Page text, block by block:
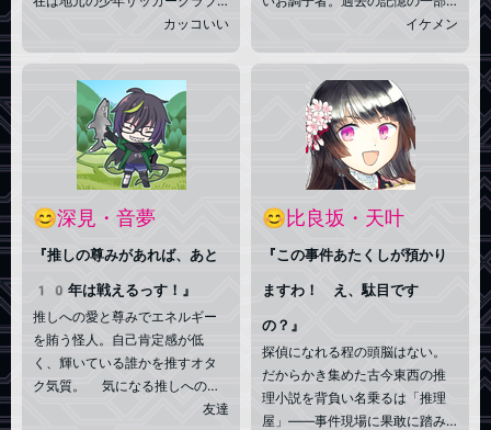
で監督兼コーチをしている。 ●
も思える行動を取っている時は
大体何かを演じようとしている
時である。演じていない時はマ
トモなのだが。
カッコいい
と「何か」を欠落して√能力者と
の死と同時に霊能力者に開眼、
その際に見た別√に欠落の原因が
あるらしいが、本人は特に気に
していない。目覚めた異能と重
火器の力で、簒奪者達に立ち向
かう。綾織・乃藍とは10年来
の付き合い。(かみおり・あやか)
イケメン
😊深見・音夢
『推しの尊みがあれば、あと
10年は戦えるっす！』
推しへの愛と尊みでエネルギー
を賄う怪人。自己肯定感が低
く、輝いている誰かを推すオタ
ク気質。 気になる推しへの応
援として細々と布教活動をして友達
😊比良坂・天叶
『この事件あたくしが預かり
ますわ！ え、駄目です
の？』
探偵になれる程の頭脳はない。
だからかき集めた古今東西の推
理小説を背負い名乗るは「推理
屋」――事件現場に果敢に踏み